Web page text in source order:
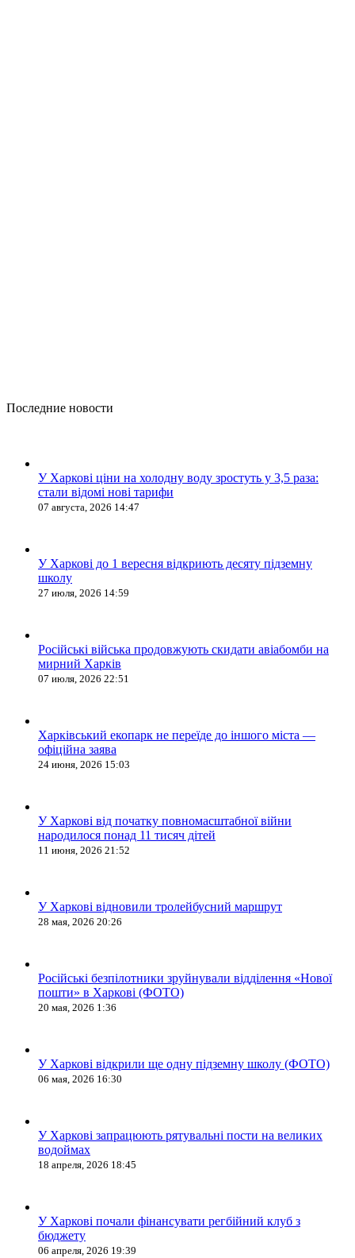
Последние новости
У Харкові ціни на холодну воду зростуть у 3,5 раза:
стали відомі нові тарифи
07 августа, 2026 14:47
У Харкові до 1 вересня відкриють десяту підземну
школу
27 июля, 2026 14:59
Російські війська продовжують скидати авіабомби на
мирний Харків
07 июля, 2026 22:51
Харківський екопарк не переїде до іншого міста —
офіційна заява
24 июня, 2026 15:03
У Харкові від початку повномасштабної війни
народилося понад 11 тисяч дітей
11 июня, 2026 21:52
У Харкові відновили тролейбусний маршрут
28 мая, 2026 20:26
Російські безпілотники зруйнували відділення «Нової
пошти» в Харкові (ФОТО)
20 мая, 2026 1:36
У Харкові відкрили ще одну підземну школу (ФОТО)
06 мая, 2026 16:30
У Харкові запрацюють рятувальні пости на великих
водоймах
18 апреля, 2026 18:45
У Харкові почали фінансувати регбійний клуб з
бюджету
06 апреля, 2026 19:39